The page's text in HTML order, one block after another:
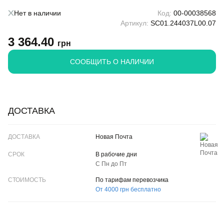
Нет в наличии Код: 00-00038568
Артикул: SC01.244037L00.07
3 364.40 грн
CООБЩИТЬ О НАЛИЧИИ
ДОСТАВКА
ДОСТАВКА
СРОК
Новая Почта
В рабочие дни
С Пн до Пт
По тарифам перевозчика
От 4000 грн бесплатно